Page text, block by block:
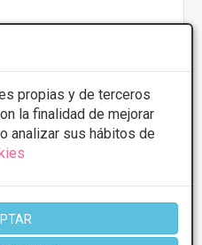
propias y de terceros
la finalidad de mejorar
analizar sus hábitos de